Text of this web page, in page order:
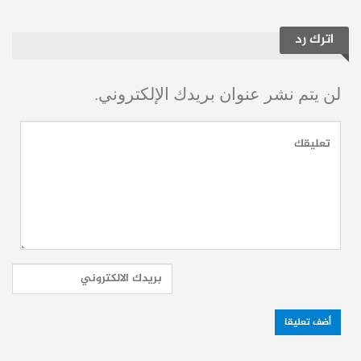
التمثيل فقط.
إنها دخلت في حالة اكتئاب سببه الخوف لأنها
وجدت نفسها أما لطفلة صغيرة لكنها تجاوزت
خلال مشاركتها بأريع لوحات من “مسلسل
مرايا” لكن شهرتها الواسعة كانت من خلال
“دور ميديا” بمسلسل صبايا.
اترك رد
لن يتم نشر عنوان بريدك الإلكتروني.